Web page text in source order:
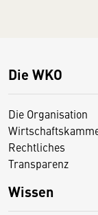
Die WKO
Die Organisation
Rechtliches
Transparenz
Wissen